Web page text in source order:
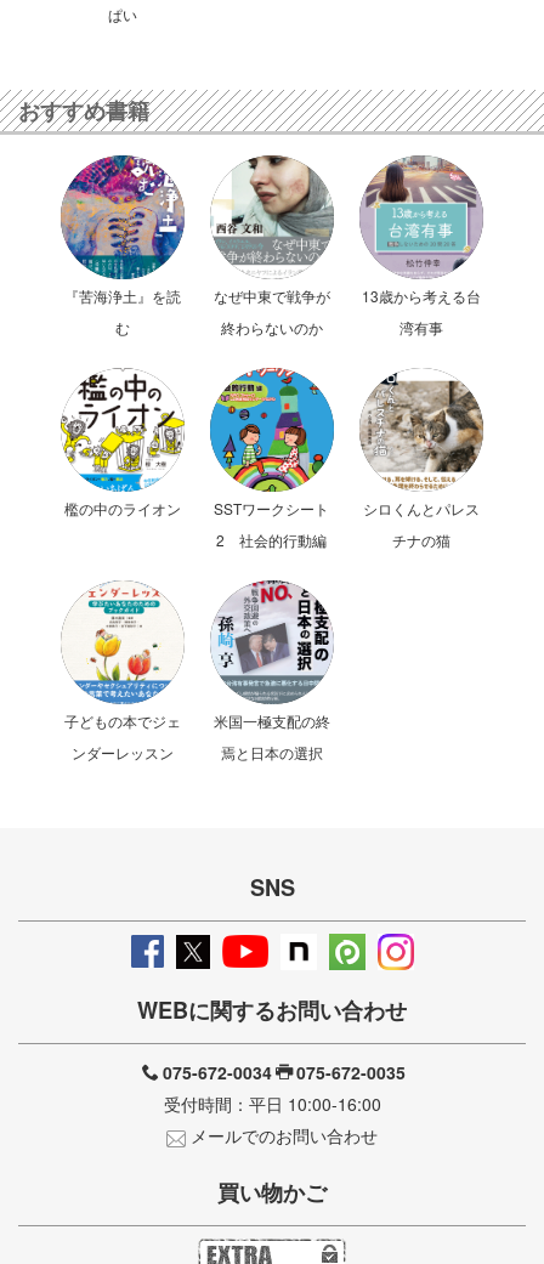
ぱい
おすすめ書籍
『苦海浄土』を読
む
なぜ中東で戦争が
終わらないのか
13歳から考える台
湾有事
檻の中のライオン
SSTワークシート
2 社会的行動編
シロくんとパレス
チナの猫
子どもの本でジェ
ンダーレッスン
米国一極支配の終
焉と日本の選択
SNS
WEBに関するお問い合わせ
075-672-0034
075-672-0035
受付時間：平日 10:00-16:00
メールでのお問い合わせ
買い物かご